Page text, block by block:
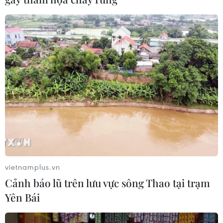
Thuế polysilicon: Doanh nghiệp Hàn
Quốc tại Mỹ có lợi thế
07/08/2026 12:17
Tầm nhìn bán dẫn của Malaysia: Đi
từ thế mạnh sẵn có lên nấc thang giá
trị cao
Đắk Lắk phát động chiến dịch “30
ngày đêm” chuẩn hóa dữ liệu sầu
riêng
07/08/2026 11:50
vietnamplus.vn
Cảnh báo lũ trên lưu vực sông Thao tại trạm
Yên Bái